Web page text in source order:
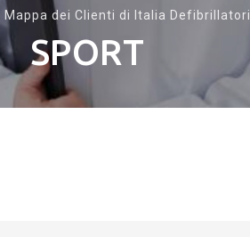
Mappa dei Clienti di Italia Defibrillatori
SPORT